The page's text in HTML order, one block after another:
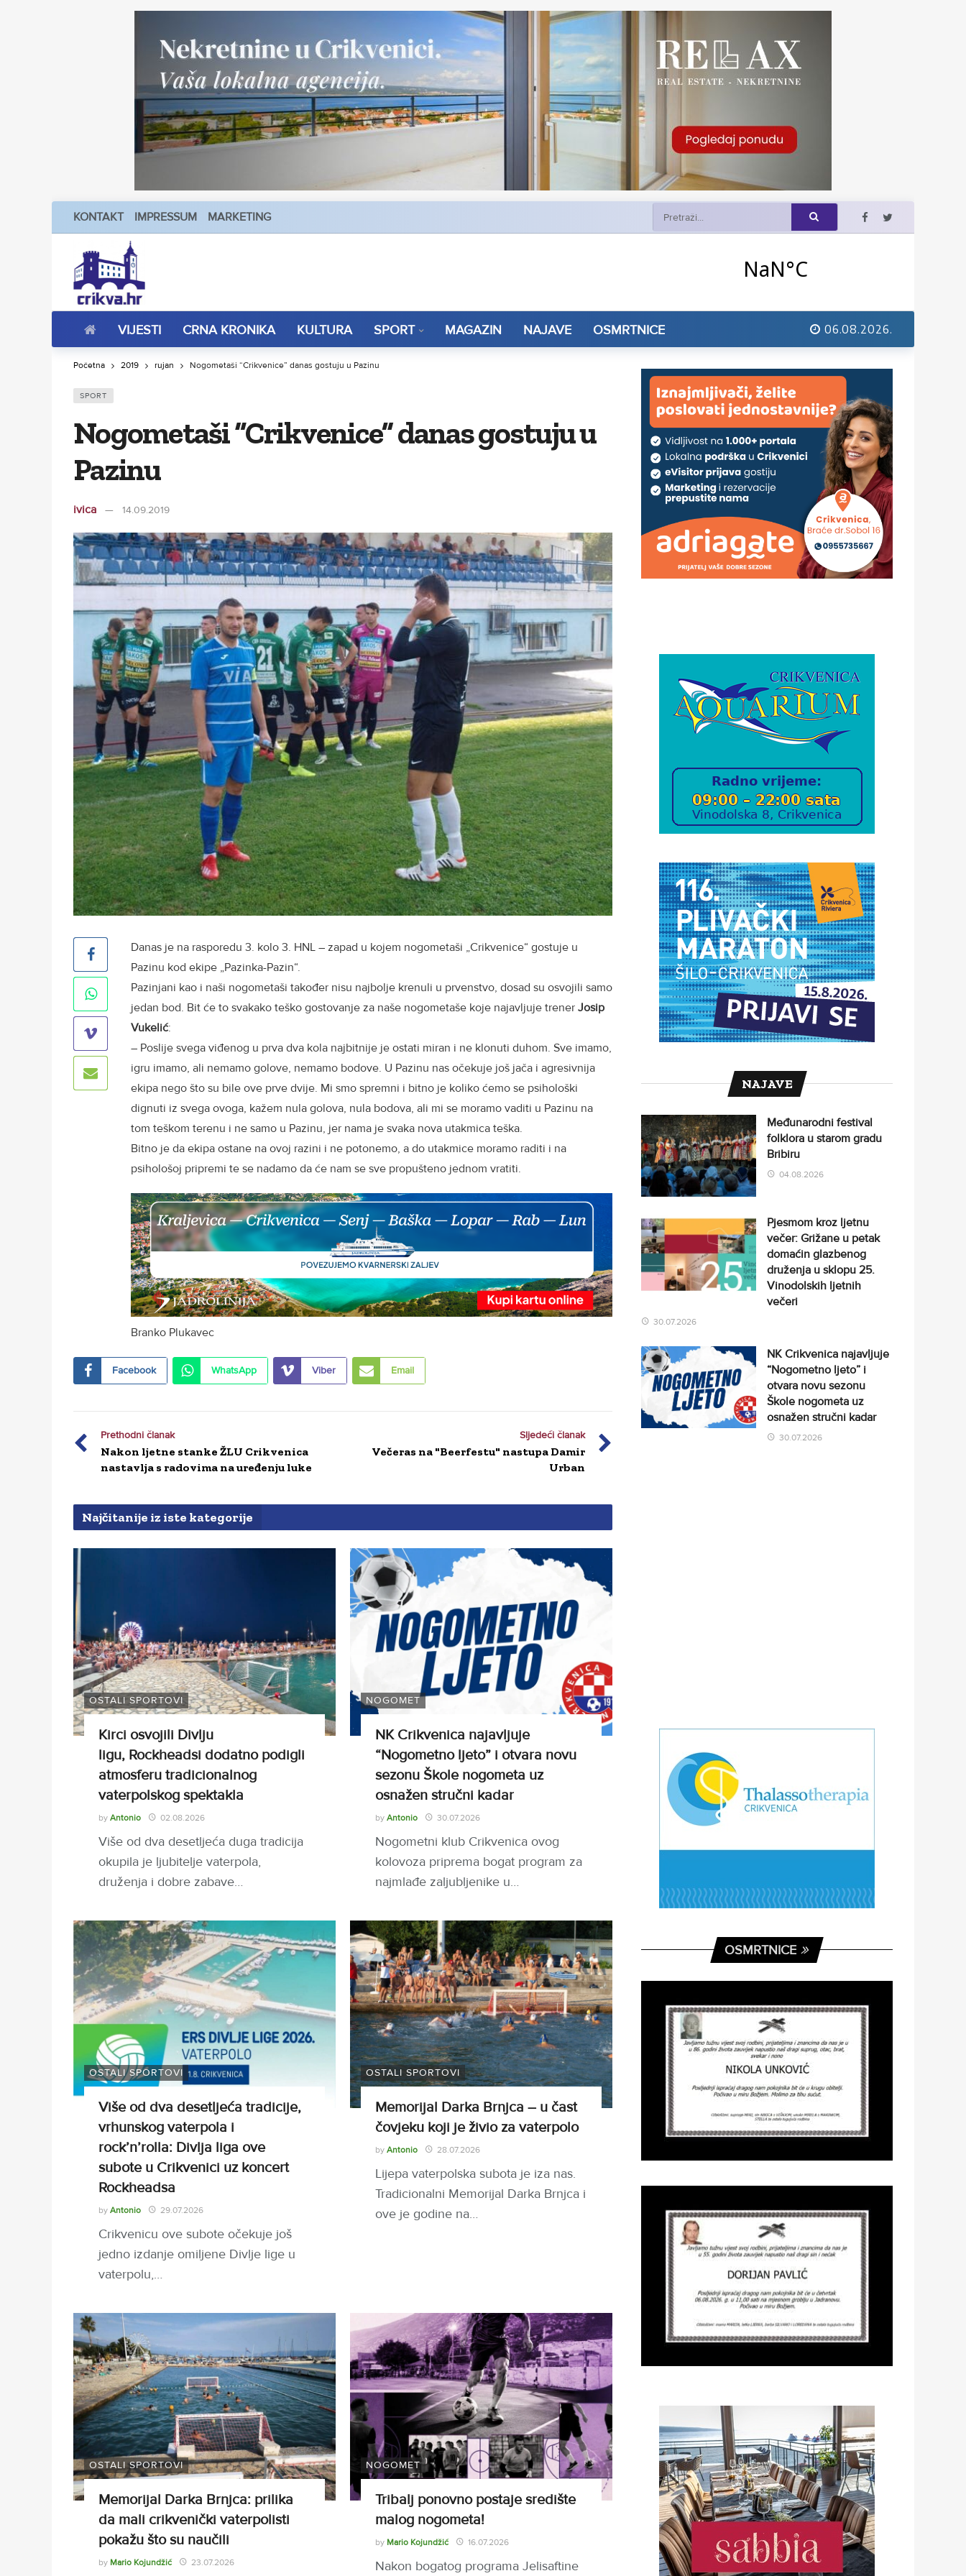
KONTAKT IMPRESSUM MARKETING
VIJESTI CRNA KRONIKA KULTURA SPORT MAGAZIN NAJAVE OSMRTNICE 06.08.2026.
Početna 2019 rujan Nogometaši “Crikvenice” danas gostuju u Pazinu
SPORT
Nogometaši “Crikvenice” danas gostuju u
Pazinu
ivica 14.09.2019
Danas je na rasporedu 3. kolo 3. HNL – zapad u kojem nogometaši „Crikvenice“ gostuje u
Pazinu kod ekipe „Pazinka-Pazin“.
Pazinjani kao i naši nogometaši također nisu najbolje krenuli u prvenstvo, dosad su osvojili samo
jedan bod. Bit će to svakako teško gostovanje za naše nogometaše koje najavljuje trener Josip
Vukelić:
– Poslije svega viđenog u prva dva kola najbitnije je ostati miran i ne klonuti duhom. Sve imamo,
igru imamo, ali nemamo golove, nemamo bodove. U Pazinu nas očekuje još jača i agresivnija
ekipa nego što su bile ove prve dvije. Mi smo spremni i bitno je koliko ćemo se psihološki
dignuti iz svega ovoga, kažem nula golova, nula bodova, ali mi se moramo vaditi u Pazinu na
tom teškom terenu i ne samo u Pazinu, jer nama je svaka nova utakmica teška.
Bitno je da ekipa ostane na ovoj razini i ne potonemo, a do utakmice moramo raditi i na
psihološoj pripremi te se nadamo da će nam se sve propušteno jednom vratiti.
Branko Plukavec
Facebook WhatsApp Viber Email
Prethodni članak
Nakon ljetne stanke ŽLU Crikvenica
nastavlja s radovima na uređenju luke
Sljedeći članak
Večeras na "Beerfestu" nastupa Damir
Urban
Najčitanije iz iste kategorije
OSTALI SPORTOVI
Kirci osvojili Divlju
ligu, Rockheadsi dodatno podigli
atmosferu tradicionalnog
vaterpolskog spektakla
by Antonio 02.08.2026
Više od dva desetljeća duga tradicija
okupila je ljubitelje vaterpola,
druženja i dobre zabave…
NOGOMET
NK Crikvenica najavljuje
“Nogometno ljeto” i otvara novu
sezonu Škole nogometa uz
osnažen stručni kadar
by Antonio 30.07.2026
Nogometni klub Crikvenica ovog
kolovoza priprema bogat program za
najmlađe zaljubljenike u…
OSTALI SPORTOVI
Više od dva desetljeća tradicije,
vrhunskog vaterpola i
rock’n’rolla: Divlja liga ove
subote u Crikvenici uz koncert
Rockheadsa
by Antonio 29.07.2026
Crikvenicu ove subote očekuje još
jedno izdanje omiljene Divlje lige u
vaterpolu,…
OSTALI SPORTOVI
Memorijal Darka Brnjca – u čast
čovjeku koji je živio za vaterpolo
by Antonio 28.07.2026
Lijepa vaterpolska subota je iza nas.
Tradicionalni Memorijal Darka Brnjca i
ove je godine na…
OSTALI SPORTOVI
Memorijal Darka Brnjca: prilika
da mali crikvenički vaterpolisti
pokažu što su naučili
by Mario Kojundžić 23.07.2026
NOGOMET
Tribalj ponovno postaje središte
malog nogometa!
by Mario Kojundžić 16.07.2026
Nakon bogatog programa Jelisaftine
NAJAVE
Međunarodni festival
folklora u starom gradu
Bribiru
04.08.2026
Pjesmom kroz ljetnu
večer: Grižane u petak
domaćin glazbenog
druženja u sklopu 25.
Vinodolskih ljetnih
večeri
30.07.2026
NK Crikvenica najavljuje
“Nogometno ljeto” i
otvara novu sezonu
Škole nogometa uz
osnažen stručni kadar
30.07.2026
OSMRTNICE